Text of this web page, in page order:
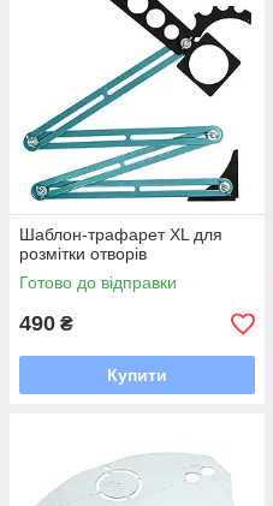
Шаблон-трафарет XL для
розмітки отворів
Готово до відправки
490 ₴
Купити